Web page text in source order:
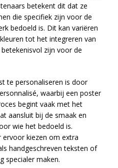
betekent dit dat ze
die specifiek zijn voor de
bedoeld is. Dit kan variëren
tot het integreren van
zijn voor de
te personaliseren is door
waarbij een poster
begint vaak met het
aansluit bij de smaak en
wie het bedoeld is.
ervoor kiezen om extra
handgeschreven teksten of
specialer maken.